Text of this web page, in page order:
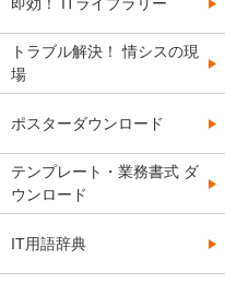
トラブル解決！ 情シスの現
場
ポスターダウンロード
テンプレート・業務書式 ダ
ウンロード
IT用語辞典